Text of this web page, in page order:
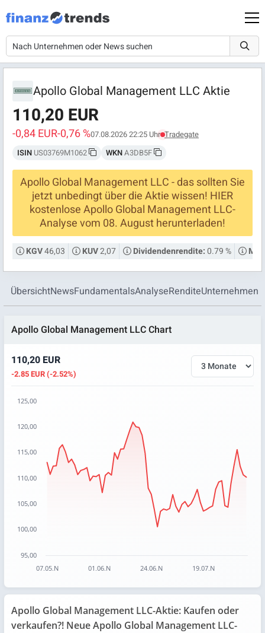
Apollo Global Management LLC Aktie
110,20 EUR
-0,84 EUR-0,76 %07.08.2026 22:25 Uhr Tradegate
ISIN US03769M1062 WKNA3DB5F
Apollo Global Management LLC - das sollten Sie
jetzt unbedingt über die Aktie wissen! HIER
kostenlose Apollo Global Management LLC-
Analyse vom 08. August herunterladen!
KGV46,03 KUV2,07 Dividendenrendite:0.79 %
ÜbersichtNewsFundamentalsAnalyseRenditeUnternehmen
Apollo Global Management LLC Chart
110,20 EUR
-2.85 EUR (-2.52%)
Chart with 66 data points.
The chart has 1 X axis displaying categories.
The chart has 1 Y axis displaying values. Data ranges from
07.05.N 01.06.N 24.06.N 19.07.N
95,00
100,00
105,00
110,00
115,00
120,00
125,00
Apollo Global Management LLC-Aktie: Kaufen oder
verkaufen?! Neue Apollo Global Management LLC-